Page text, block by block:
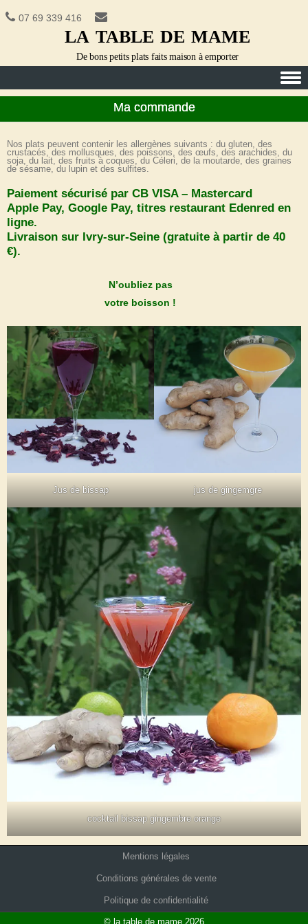
07 69 339 416
la table de mame
De bons petits plats faits maison à emporter
Skip to content
Ma commande
Nos plats peuvent contenir les allergènes suivants : du gluten, des
crustacés, des mollusques, des poissons, des œufs, des arachides, du
soja, du lait, des fruits à coques, du Céleri, de la moutarde, des graines
de sésame, du lupin et des sulfites.
Paiement sécurisé par CB VISA – Mastercard
Apple Pay, Google Pay, titres restaurant Edenred en
ligne.
Livraison sur Ivry-sur-Seine (gratuite à partir de 40
€).
N’oubliez pas
votre boisson !
Jus de bissap jus de gingemgre
cocktail bissap gingembre orange
Mentions légales
Conditions générales de vente
Politique de confidentialité
© la table de mame 2026